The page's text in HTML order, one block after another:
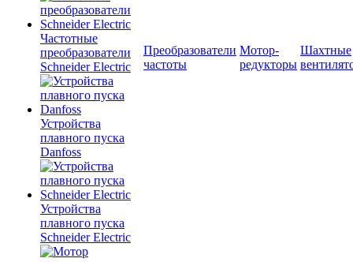
Частотные
преобразователи
Schneider Electric
Устройства
плавного пуска
Danfoss
Устройства
плавного пуска
Schneider Electric
Преобразователи
частоты
Мотор-
редукторы
Шахтные